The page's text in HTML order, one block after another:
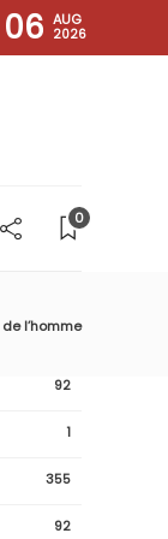
06 AUG
2026
0
l’homme
92
1
355
92